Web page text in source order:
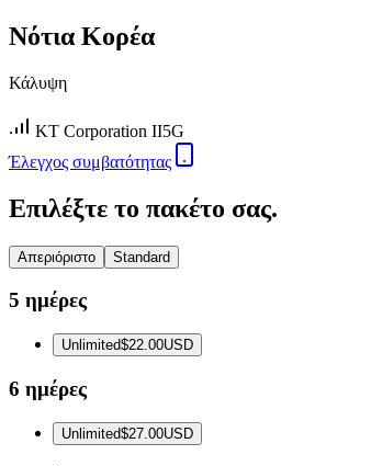
Νότια Κορέα
Κάλυψη
KT Corporation II5G
Έλεγχος συμβατότητας
Επιλέξτε το πακέτο σας.
Απεριόριστο Standard
5 ημέρες
Unlimited$22.00USD
6 ημέρες
Unlimited$27.00USD